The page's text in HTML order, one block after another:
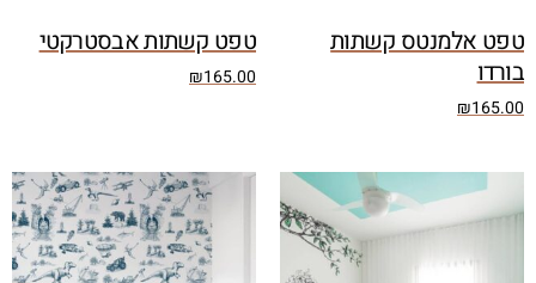
טפט אלמנטס קשתות
בורדו
₪165.00
טפט קשתות אבסטרקטי
₪165.00